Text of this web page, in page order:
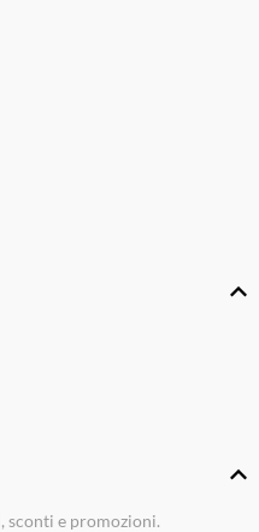
sconti e promozioni.